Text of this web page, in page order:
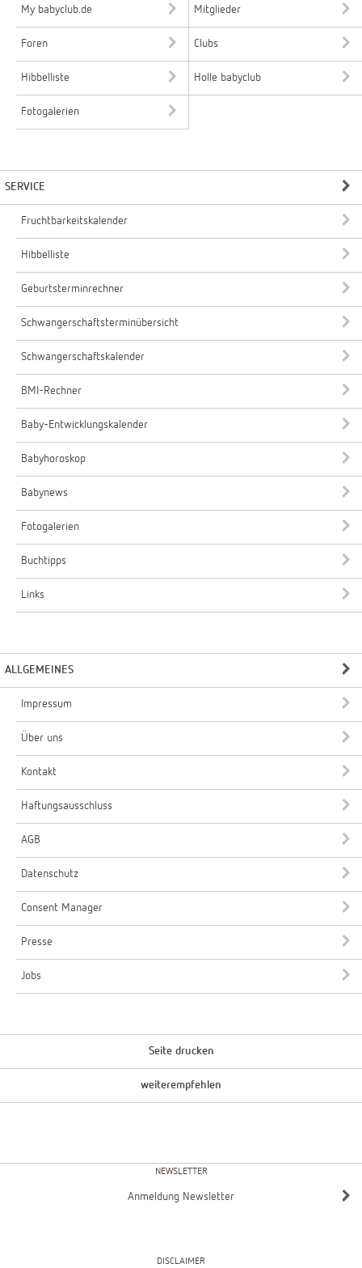
My babyclub.de Mitglieder
Foren Clubs
Hibbelliste Holle babyclub
Fotogalerien
SERVICE
Fruchtbarkeitskalender
Hibbelliste
Geburtsterminrechner
Schwangerschaftsterminübersicht
Schwangerschaftskalender
BMI-Rechner
Baby-Entwicklungskalender
Babyhoroskop
Babynews
Fotogalerien
Buchtipps
Links
ALLGEMEINES
Impressum
Über uns
Kontakt
Haftungsausschluss
AGB
Datenschutz
Consent Manager
Presse
Jobs
Seite drucken
weiterempfehlen
NEWSLETTER
Anmeldung Newsletter
DISCLAIMER